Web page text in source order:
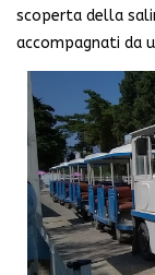
scoperta della
accompagnati da